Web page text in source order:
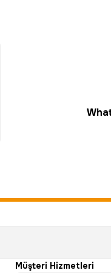
Müşteri Hizmetleri